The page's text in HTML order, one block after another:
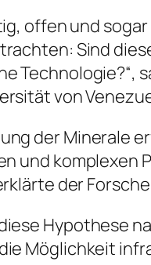
offen und
Sind
Technologie?“,
von
der Minerale
und komplexen
der
Hypothese
Möglichkeit